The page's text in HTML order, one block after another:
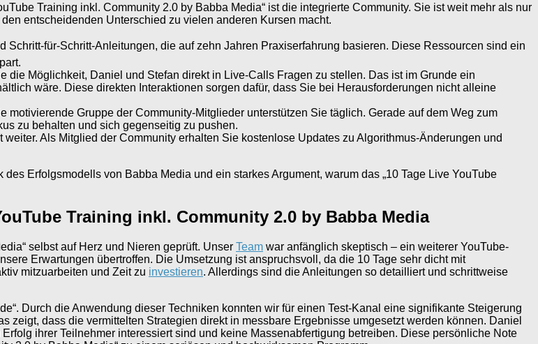
Training inkl. Community 2.0 by Babba Media“ ist die integrierte Community. Sie ist weit mehr als nur
entscheidenden Unterschied zu vielen anderen Kursen macht.
Schritt-für-Schritt-Anleitungen, die auf zehn Jahren Praxiserfahrung basieren. Diese Ressourcen sind ein
Möglichkeit, Daniel und Stefan direkt in Live-Calls Fragen zu stellen. Das ist im Grunde ein
wäre. Diese direkten Interaktionen sorgen dafür, dass Sie bei Herausforderungen nicht alleine
Gruppe der Community-Mitglieder unterstützen Sie täglich. Gerade auf dem Weg zum
zu behalten und sich gegenseitig zu pushen.
Als Mitglied der Community erhalten Sie kostenlose Updates zu Algorithmus-Änderungen und
Erfolgsmodells von Babba Media und ein starkes Argument, warum das „10 Tage Live YouTube
Training inkl. Community 2.0 by Babba Media
selbst auf Herz und Nieren geprüft. Unser Team war anfänglich skeptisch – ein weiterer YouTube-
Erwartungen übertroffen. Die Umsetzung ist anspruchsvoll, da die 10 Tage sehr dicht mit
mitzuarbeiten und Zeit zu investieren. Allerdings sind die Anleitungen so detailliert und schrittweise
Durch die Anwendung dieser Techniken konnten wir für einen Test-Kanal eine signifikante Steigerung
zeigt, dass die vermittelten Strategien direkt in messbare Ergebnisse umgesetzt werden können. Daniel
ihrer Teilnehmer interessiert sind und keine Massenabfertigung betreiben. Diese persönliche Note